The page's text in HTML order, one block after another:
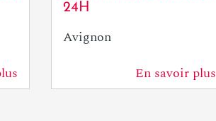
24H
Avignon
En savoir plus